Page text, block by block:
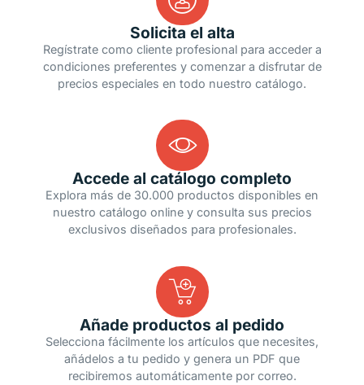
Solicita el alta
Regístrate como cliente profesional para acceder a
condiciones preferentes y comenzar a disfrutar de
precios especiales en todo nuestro catálogo.
Accede al catálogo completo
Explora más de 30.000 productos disponibles en
nuestro catálogo online y consulta sus precios
exclusivos diseñados para profesionales.
Añade productos al pedido
Selecciona fácilmente los artículos que necesites,
añádelos a tu pedido y genera un PDF que
recibiremos automáticamente por correo.